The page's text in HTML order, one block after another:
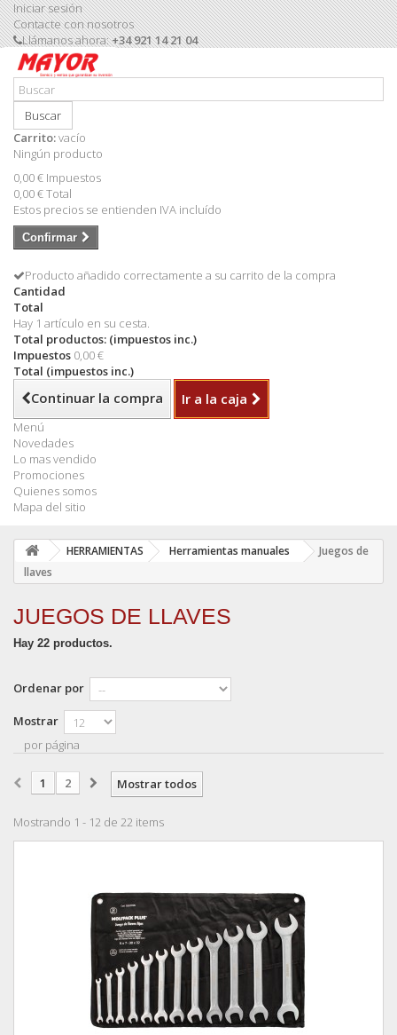
Iniciar sesión
Contacte con nosotros
Llámanos ahora:+34 921 14 21 04
Buscar
Carrito:vacío
Ningún producto
0,00 € Impuestos
0,00 €Total
Estos precios se entienden IVA incluído
Confirmar
Producto añadido correctamente a su carrito de la compra
Cantidad
Total
Hay 1 artículo en su cesta.
Total productos: (impuestos inc.)
Impuestos 0,00 €
Total (impuestos inc.)
Continuar la compra Ir a la caja
Menú
Novedades
Lo mas vendido
Promociones
Quienes somos
Mapa del sitio
HERRAMIENTAS Herramientas manuales
Juegos de
llaves
JUEGOS DE LLAVES
Hay 22 productos.
Ordenar por
Mostrar
por página
Mostrar todos
1 2
Mostrando 1 - 12 de 22 items